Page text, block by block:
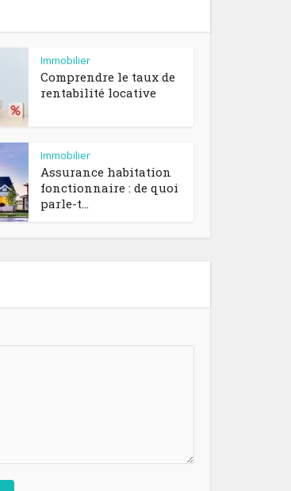
Immobilier
Comprendre le taux de
rentabilité locative
Immobilier
Assurance habitation
fonctionnaire : de quoi
parle-t...